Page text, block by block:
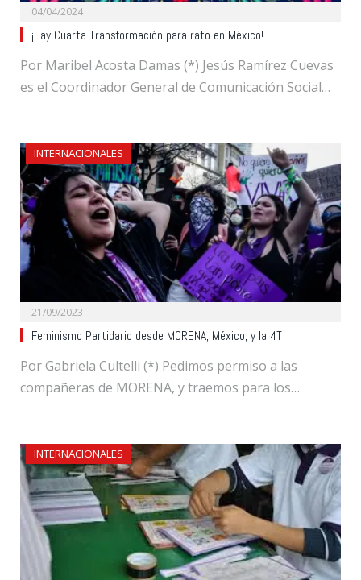
04/04/2024
¡Hay Cuarta Transformación para rato en México!
Por Maribel Acosta Damas (*) Jesús Ramírez Cuevas
es el Coordinador General de Comunicación Social…
INTERNACIONALES
21/09/2023
Feminismo Partidario desde MORENA, México, y la 4T
Por Gabriela Cultelli (*) Pedimos permiso a las
compañeras de MORENA, y traemos para los…
INTERNACIONALES